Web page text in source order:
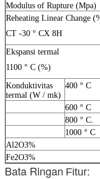
Modulus of Rupture (Mpa)
Reheating Linear Change
CT -30 ° CX ​​8H
Ekspansi termal
1100 ° C (%)
Konduktivitas
termal (W / mk)
400 ° C
600 ° C
800 ° C.
1000 ° C
Al2O3%
Fe2O3%
Bata Ringan Fitur: